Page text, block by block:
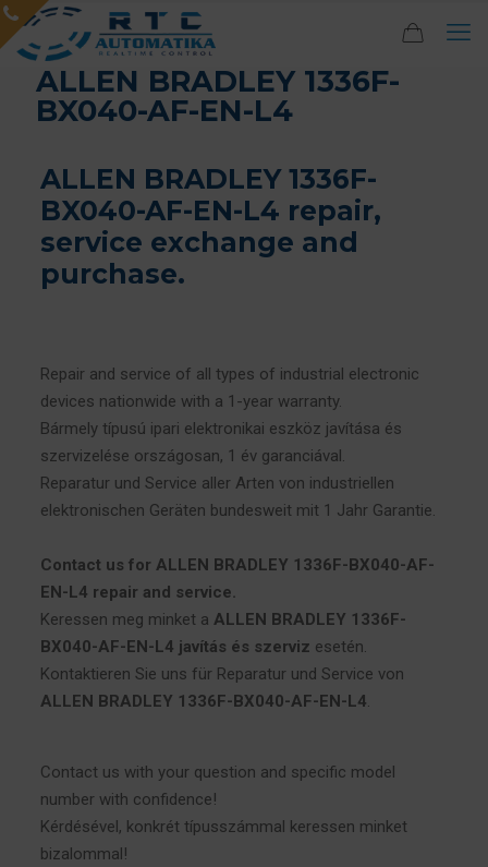
ALLEN BRADLEY 1336F-
BX040-AF-EN-L4
ALLEN BRADLEY 1336F-
BX040-AF-EN-L4 repair,
service exchange and
purchase.
Repair and service of all types of industrial electronic
devices nationwide with a 1-year warranty.
Bármely típusú ipari elektronikai eszköz javítása és
szervizelése országosan, 1 év garanciával.
Reparatur und Service aller Arten von industriellen
elektronischen Geräten bundesweit mit 1 Jahr Garantie.
Contact us for ALLEN BRADLEY 1336F-BX040-AF-
EN-L4 repair and service.
Keressen meg minket a ALLEN BRADLEY 1336F-
BX040-AF-EN-L4 javítás és szerviz esetén.
Kontaktieren Sie uns für Reparatur und Service von
ALLEN BRADLEY 1336F-BX040-AF-EN-L4.
Contact us with your question and specific model
number with confidence!
Kérdésével, konkrét típusszámmal keressen minket
bizalommal!